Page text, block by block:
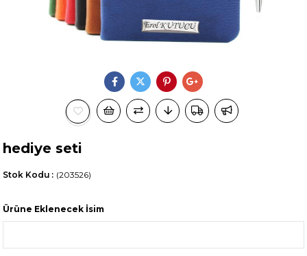
hediye seti
(203526)
Stok Kodu
Ürüne Eklenecek İsim